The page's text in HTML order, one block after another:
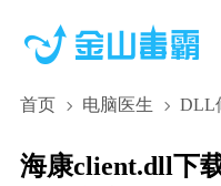
首页 电脑医生 DLL
海康client.dll下